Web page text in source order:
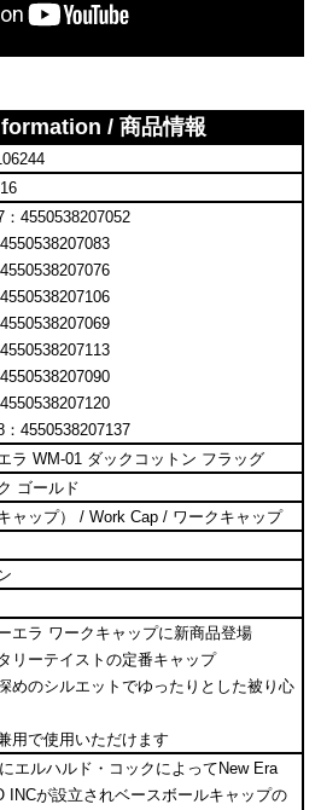
/ 商品情報
ラ WM-01 ダックコットン フラッグ
ゴールド
ャップ） / Work Cap / ワークキャップ
エラ ワークキャップに新商品登場
リーテイストの定番キャップ
めのシルエットでゆったりとした被り心
用で使用いただけます
エルハルド・コックによってNew Era
INCが設立されベースボールキャップの